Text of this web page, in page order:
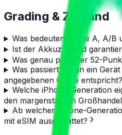
Grading & Zustand
Was bedeuten Grade A, A/B
Ist der Akkuzustand
Was genau prüft der 52-
Was passiert, wenn ein
angegebenen Grade entspricht?
Welche iPhone-Generation
den margenstarken
Ab welcher iPhone-
mit eSIM ausgestattet?